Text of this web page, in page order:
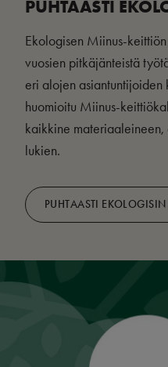
PUHTAASTI
Ekologisen Miinus-
vuosien pitkäjänteistä
eri alojen asiantuntijoiden
huomioitu Miinus-
kaikkine materiaaleineen,
lukien.
PUHTAASTI EKOLOGISIN